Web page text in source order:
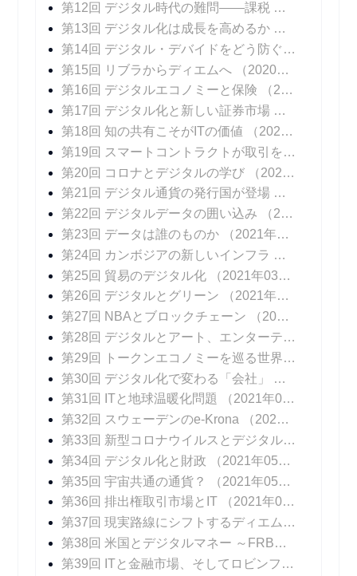
第12回 デジタル時代の難問――課税
（2020年12
第13回 デジタル化は成長を高めるか
（2020年12
第14回 デジタル・デバイドをどう防ぐか
第15回 リブラからディエムへ
（2020年12月23日 掲載）
第16回 デジタルエコノミーと保険
（2020年12月30日 掲載）
第17回 デジタル化と新しい証券市場
（2021年01
第18回 知の共有こそがITの価値
（2021年01月13日 掲載）
第19回 スマートコントラクトが取引を変える
第20回 コロナとデジタルの学び
（2021年01月27日 掲載）
第21回 デジタル通貨の発行国が登場
（2021年02
第22回 デジタルデータの囲い込み
（2021年02月10日 掲載）
第23回 データは誰のものか
（2021年02月17日 掲載）
第24回 カンボジアの新しいインフラ
（2021年02
第25回 貿易のデジタル化
（2021年03月03日 掲載）
第26回 デジタルとグリーン
（2021年03月10日 掲載）
第27回 NBAとブロックチェーン
（2021年03月17日 掲載）
第28回 デジタルとアート、エンターテインメント
第29回 トークンエコノミーを巡る世界の動向
第30回 デジタル化で変わる「会社」
（2021年04
第31回 ITと地球温暖化問題
（2021年04月14日 掲載）
第32回 スウェーデンのe-Krona
（2021年04月21日 掲載）
第33回 新型コロナウイルスとデジタル化
第34回 デジタル化と財政
（2021年05月05日 掲載）
第35回 宇宙共通の通貨？
（2021年05月12日 掲載）
第36回 排出権取引市場とIT
（2021年05月19日 掲載）
第37回 現実路線にシフトするディエム
（2021年
第38回 米国とデジタルマネー ～FRBパウエル議長のメッセージ
第39回 ITと金融市場、そしてロビンフッド